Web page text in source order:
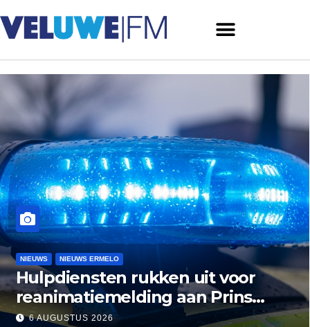
voor
Prins
NIEUWS
Museum Het Pakhuis
zoekt nazaten van
visser
6 AUGUSTUS 2026